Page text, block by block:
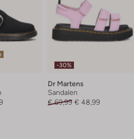
-30%
Dr Martens
Sandalen
€ 69,99 € 48,99